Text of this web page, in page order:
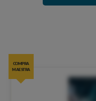
COMPRA
MAESTRA